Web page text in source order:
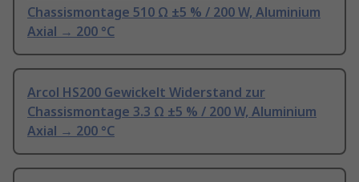
Chassismontage 510 Ω ±5 % / 200 W, Aluminium
Axial → 200 °C
Arcol HS200 Gewickelt Widerstand zur
Chassismontage 3.3 Ω ±5 % / 200 W, Aluminium
Axial → 200 °C